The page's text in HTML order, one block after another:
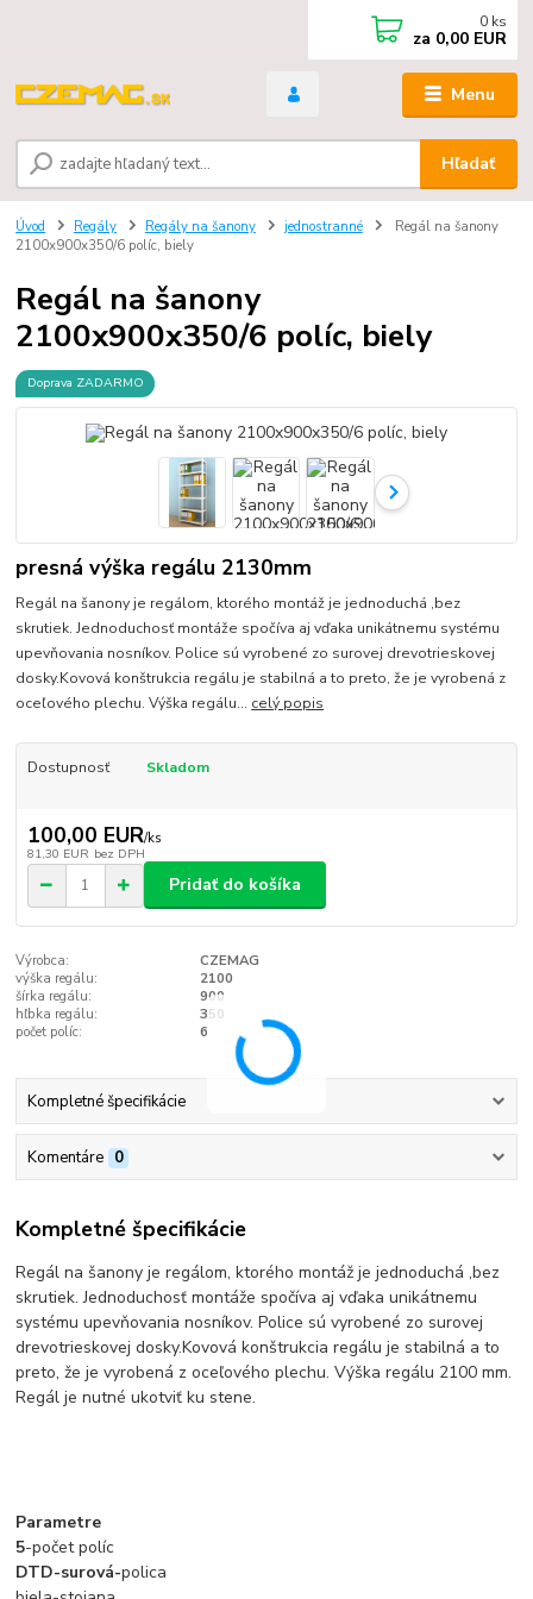
Menu
Hľadať
0 ks
za 0,00 EUR
Úvod Regály Regály na šanony jednostranné
Regál na šanony
2100x900x350/6 políc, biely
Regál na šanony
2100x900x350/6 políc, biely
Doprava ZADARMO
presná výška regálu 2130mm
Regál na šanony je regálom, ktorého montáž je jednoduchá ,bez
skrutiek. Jednoduchosť montáže spočíva aj vďaka unikátnemu systému
upevňovania nosníkov. Police sú vyrobené zo surovej drevotrieskovej
dosky.Kovová konštrukcia regálu je stabilná a to preto, že je vyrobená z
oceľového plechu. Výška regálu... celý popis
Dostupnosť Skladom
100,00 EUR/ks
81,30 EUR bez DPH
Pridať do košíka
Výrobca:
CZEMAG
výška regálu:
2100
šírka regálu:
900
hľbka regálu:
350
počet políc:
6
Kompletné špecifikácie
Komentáre 0
Kompletné špecifikácie
Regál na šanony je regálom, ktorého montáž je jednoduchá ,bez
skrutiek. Jednoduchosť montáže spočíva aj vďaka unikátnemu
systému upevňovania nosníkov. Police sú vyrobené zo surovej
drevotrieskovej dosky.Kovová konštrukcia regálu je stabilná a to
preto, že je vyrobená z oceľového plechu. Výška regálu 2100 mm.
Regál je nutné ukotviť ku stene.
Parametre
5-počet políc
DTD-surová-polica